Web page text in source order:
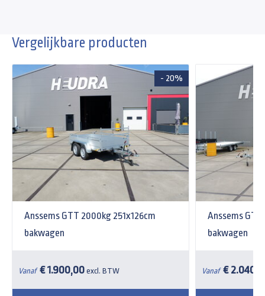
Vergelijkbare producten
- 20%
Anssems GTT 2000kg 251x126cm
bakwagen
Vanaf € 1.900,00 excl. BTW
Anssems
bakwagen
Vanaf €